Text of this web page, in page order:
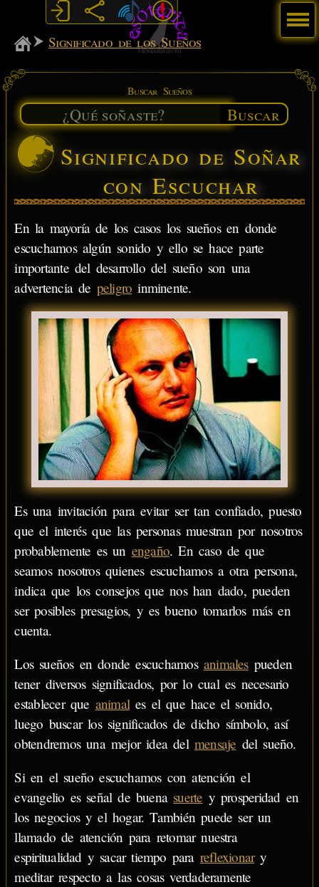
MiSabueso
Significado de los Sueños
Buscar Sueños
Buscar
Significado de Soñar
con Escuchar
En la mayoría de los casos los sueños en donde
escuchamos algún sonido y ello se hace parte
importante del desarrollo del sueño son una
advertencia de peligro inminente.
Es una invitación para evitar ser tan confiado, puesto
que el interés que las personas muestran por nosotros
probablemente es un engaño. En caso de que
seamos nosotros quienes escuchamos a otra persona,
indica que los consejos que nos han dado, pueden
ser posibles presagios, y es bueno tomarlos más en
cuenta.
Los sueños en donde escuchamos animalespueden
tener diversos significados, por lo cual es necesario
establecer que animal es el que hace el sonido,
luego buscar los significados de dicho símbolo, así
obtendremos una mejor idea del mensaje del sueño.
Si en el sueño escuchamos con atención el
evangelio es señal de buena suerte y prosperidad en
los negocios y el hogar. También puede ser un
llamado de atención para retomar nuestra
espiritualidad y sacar tiempo para reflexionary
meditar respecto a las cosas verdaderamente
Menú